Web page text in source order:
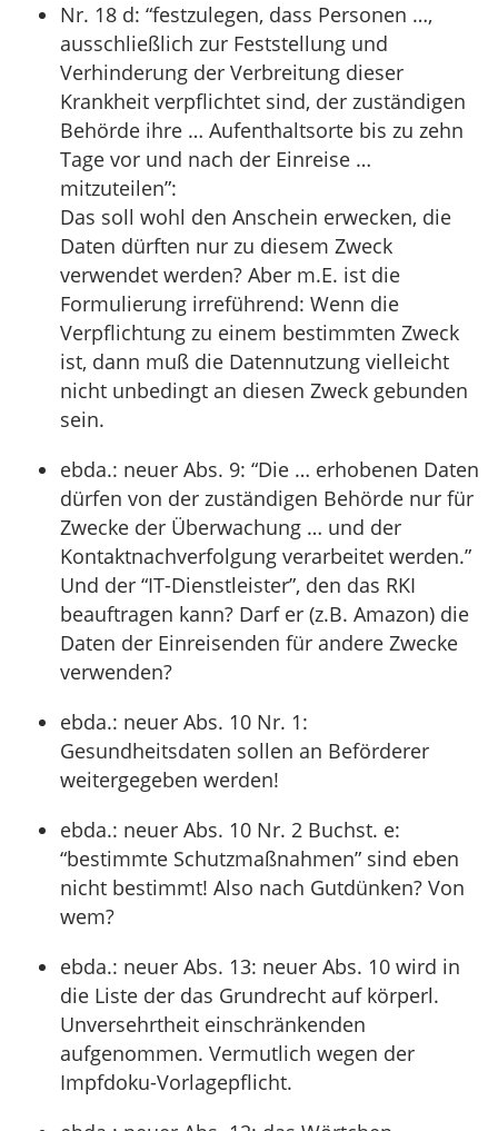
Nr. 18 d: “festzulegen, dass Personen …,
ausschließlich zur Feststellung und
Verhinderung der Verbreitung dieser
Krankheit verpflichtet sind, der zuständigen
Behörde ihre … Aufenthaltsorte bis zu zehn
Tage vor und nach der Einreise …
mitzuteilen”:
Das soll wohl den Anschein erwecken, die
Daten dürften nur zu diesem Zweck
verwendet werden? Aber m.E. ist die
Formulierung irreführend: Wenn die
Verpflichtung zu einem bestimmten Zweck
ist, dann muß die Datennutzung vielleicht
nicht unbedingt an diesen Zweck gebunden
sein.
ebda.: neuer Abs. 9: “Die … erhobenen Daten
dürfen von der zuständigen Behörde nur für
Zwecke der Überwachung … und der
Kontaktnachverfolgung verarbeitet werden.”
Und der “IT-Dienstleister”, den das RKI
beauftragen kann? Darf er (z.B. Amazon) die
Daten der Einreisenden für andere Zwecke
verwenden?
ebda.: neuer Abs. 10 Nr. 1:
Gesundheitsdaten sollen an Beförderer
weitergegeben werden!
ebda.: neuer Abs. 10 Nr. 2 Buchst. e:
“bestimmte Schutzmaßnahmen” sind eben
nicht bestimmt! Also nach Gutdünken? Von
wem?
ebda.: neuer Abs. 13: neuer Abs. 10 wird in
die Liste der das Grundrecht auf körperl.
Unversehrtheit einschränkenden
aufgenommen. Vermutlich wegen der
Impfdoku-Vorlagepflicht.